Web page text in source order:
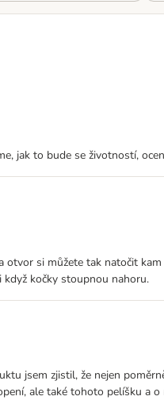
jak to bude se životností,
si můžete tak natočit
kočky stoupnou nahoru.
jsem zjistil, že nejen
ale také tohoto pelíšku a